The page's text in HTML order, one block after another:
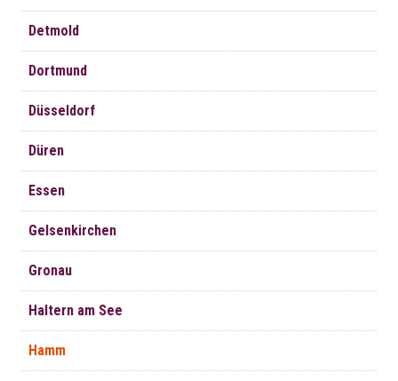
Detmold
Dortmund
Düsseldorf
Düren
Essen
Gelsenkirchen
Gronau
Haltern am See
Hamm